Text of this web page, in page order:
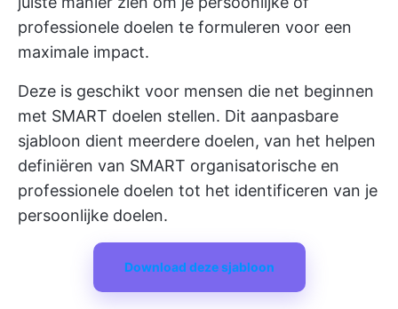
professionele doelen te formuleren voor een
maximale impact.
Deze is geschikt voor mensen die net beginnen
met SMART doelen stellen. Dit aanpasbare
sjabloon dient meerdere doelen, van het helpen
definiëren van SMART organisatorische en
professionele doelen tot het identificeren van je
persoonlijke doelen.
Download deze sjabloon